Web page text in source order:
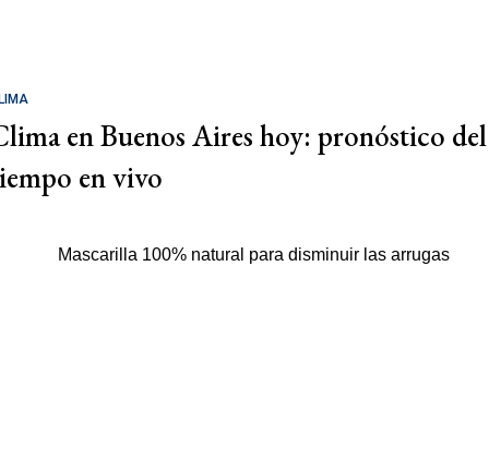
en Buenos Aires hoy: pronóstico del
en vivo